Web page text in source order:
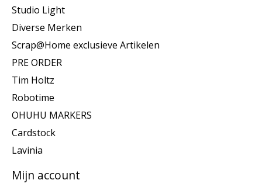
Studio Light
Diverse Merken
Scrap@Home exclusieve Artikelen
PRE ORDER
Tim Holtz
Robotime
OHUHU MARKERS
Cardstock
Lavinia
Mijn account